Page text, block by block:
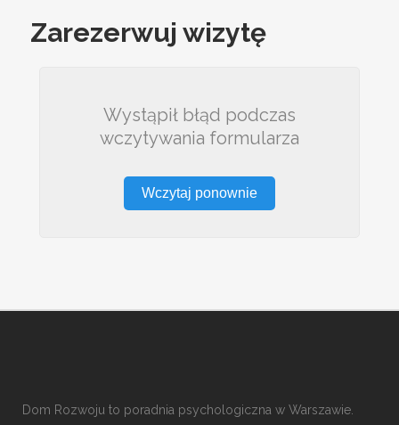
Zarezerwuj wizytę
Wystąpił błąd podczas
wczytywania formularza
Wczytaj ponownie
Dom Rozwoju to poradnia psychologiczna w Warszawie.